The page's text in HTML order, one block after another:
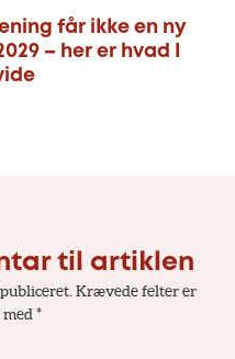
får ikke en ny
– her er hvad I
til artiklen
Krævede felter er
*